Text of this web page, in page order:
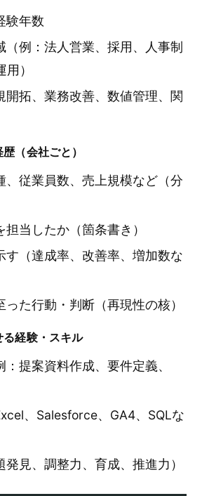
験年数
（例：法人営業、採用、人事制
）
開拓、業務改善、数値管理、関
（会社ごと）
、従業員数、売上規模など（分
担当したか（箇条書き）
す（達成率、改善率、増加数な
った行動・判断（再現性の核）
経験・スキル
提案資料作成、要件定義、
、Salesforce、GA4、SQLな
見、調整力、育成、推進力）